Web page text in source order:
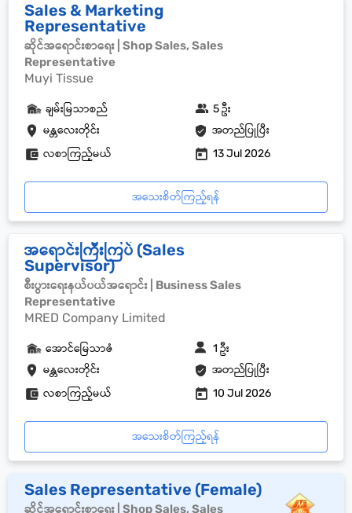
Sales & Marketing
Representative
ဆိုင်အရောင်းစာရေး | Shop Sales, Sales
Representative
Muyi Tissue
မန္တလေးတိုင်း အတည်ပြုပြီး
ချမ်းမြသာစည် 5 ဦး
လစာကြည့်မယ် 13 Jul 2026
အသေးစိတ်ကြည့်ရန်
အရောင်းကြီးကြပ် (Sales
Supervisor)
စီးပွားရေးနယ်ပယ်အရောင်း | Business Sales
Representative
MRED Company Limited
မန္တလေးတိုင်း အတည်ပြုပြီး
အောင်မြေသာဇံ 1 ဦး
လစာကြည့်မယ် 10 Jul 2026
အသေးစိတ်ကြည့်ရန်
Sales Representative (Female)
ဆိုင်အရောင်းစာရေး | Shop Sales, Sales